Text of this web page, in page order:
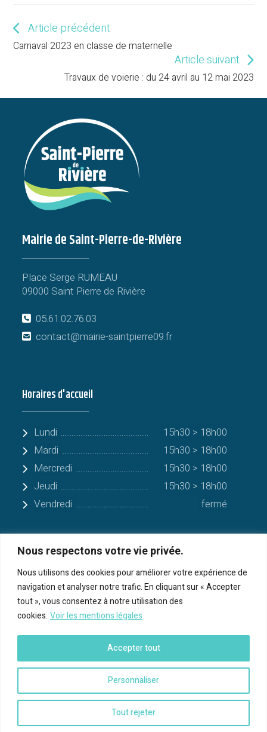
Nous respectons votre vie privée.
Nous utilisons des cookies pour améliorer votre expérience de
navigation et analyser notre trafic. En cliquant sur « Accepter
tout », vous consentez à notre utilisation des
cookies. Voir les mentions légales
Personnaliser
Tout rejeter
Accepter tout
Read
more
articles
Article précédent
Carnaval 2023 en classe de maternelle
Article suivant
Travaux de voierie : du 24 avril au 12 mai 2023
Mairie de Saint-Pierre-de-Rivière
Place Serge RUMEAU
09000 Saint Pierre de Rivière
05.61.02.76.03
contact@mairie-saintpierre09.fr
Horaires d'accueil
Lundi
15h30 > 18h00
Mardi
15h30 > 18h00
Mercredi
15h30 > 18h00
Jeudi
15h30 > 18h00
Vendredi
fermé
Serres-sur-Arget
Bénac
Foix
Copyright © 2021 Mairie de Saint-Pierre de Rivière -Mentions légales